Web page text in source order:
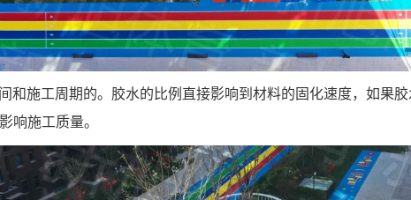
和施工周期的。胶水的比例直接影响到材料的固化速度，如果
响施工质量。